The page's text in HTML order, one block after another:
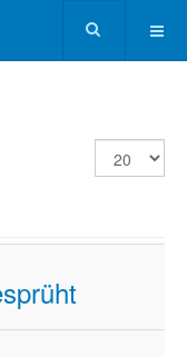
Anzeige
#